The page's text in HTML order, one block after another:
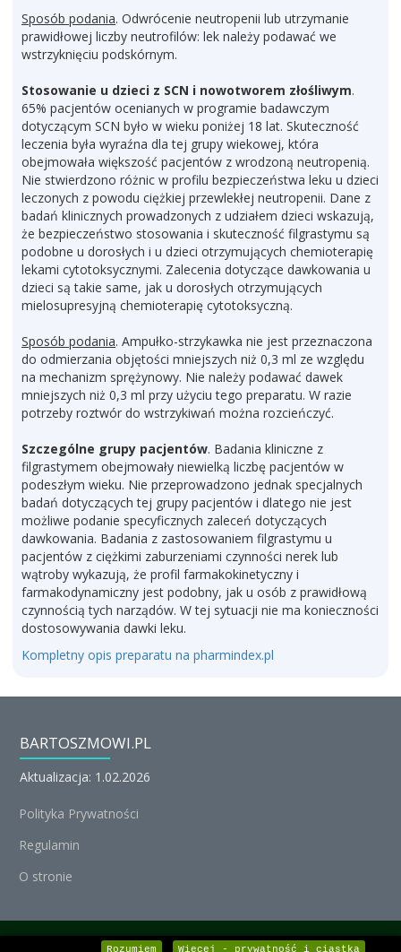
Sposób podania. Odwrócenie neutropenii lub utrzymanie
prawidłowej liczby neutrofilów: lek należy podawać we
wstrzyknięciu podskórnym.
Stosowanie u dzieci z SCN i nowotworem złośliwym.
65% pacjentów ocenianych w programie badawczym
dotyczącym SCN było w wieku poniżej 18 lat. Skuteczność
leczenia była wyraźna dla tej grupy wiekowej, która
obejmowała większość pacjentów z wrodzoną neutropenią.
Nie stwierdzono różnic w profilu bezpieczeństwa leku u dzieci
leczonych z powodu ciężkiej przewlekłej neutropenii. Dane z
badań klinicznych prowadzonych z udziałem dzieci wskazują,
że bezpieczeństwo stosowania i skuteczność filgrastymu są
podobne u dorosłych i u dzieci otrzymujących chemioterapię
lekami cytotoksycznymi. Zalecenia dotyczące dawkowania u
dzieci są takie same, jak u dorosłych otrzymujących
mielosupresyjną chemioterapię cytotoksyczną.
Sposób podania. Ampułko-strzykawka nie jest przeznaczona
do odmierzania objętości mniejszych niż 0,3 ml ze względu
na mechanizm sprężynowy. Nie należy podawać dawek
mniejszych niż 0,3 ml przy użyciu tego preparatu. W razie
potrzeby roztwór do wstrzykiwań można rozcieńczyć.
Szczególne grupy pacjentów. Badania kliniczne z
filgrastymem obejmowały niewielką liczbę pacjentów w
podeszłym wieku. Nie przeprowadzono jednak specjalnych
badań dotyczących tej grupy pacjentów i dlatego nie jest
możliwe podanie specyficznych zaleceń dotyczących
dawkowania. Badania z zastosowaniem filgrastymu u
pacjentów z ciężkimi zaburzeniami czynności nerek lub
wątroby wykazują, że profil farmakokinetyczny i
farmakodynamiczny jest podobny, jak u osób z prawidłową
czynnością tych narządów. W tej sytuacji nie ma konieczności
dostosowywania dawki leku.
Kompletny opis preparatu na pharmindex.pl
BARTOSZMOWI.PL
Aktualizacja: 1.02.2026
Polityka Prywatności
Regulamin
O stronie
Rozumiem Więcej - prywatność i ciastka